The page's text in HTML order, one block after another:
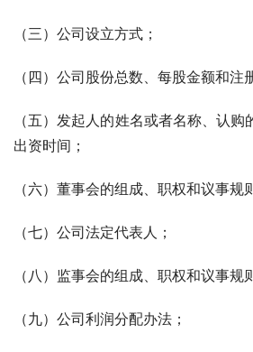
（三）公司设立方式；
（四）公司股份总数、每股金额和注
（五）发起人的姓名或者名称、认
出资时间；
（六）董事会的组成、职权和议事规
（七）公司法定代表人；
（八）监事会的组成、职权和议事规
（九）公司利润分配办法；